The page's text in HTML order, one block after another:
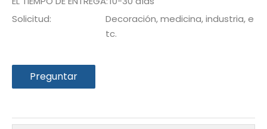
Solicitud:
Decoración, medicina, industria, e
tc.
Preguntar